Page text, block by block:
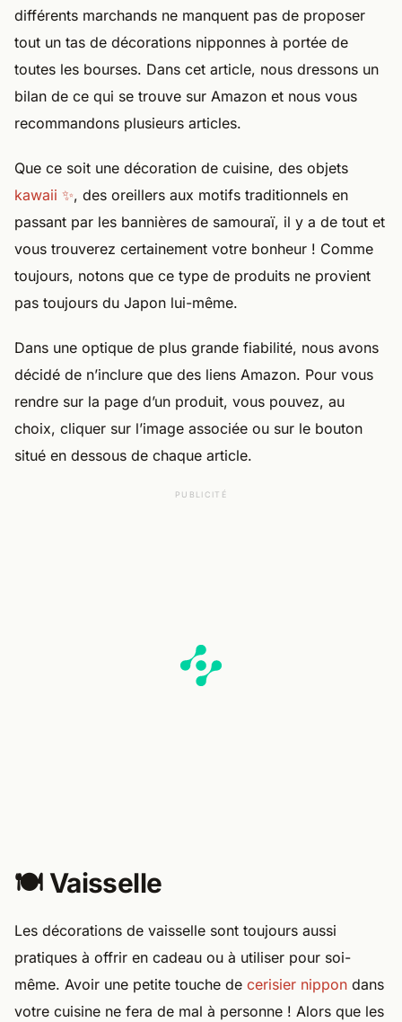
différents marchands ne manquent pas de proposer
tout un tas de décorations nipponnes à portée de
toutes les bourses. Dans cet article, nous dressons un
bilan de ce qui se trouve sur Amazon et nous vous
recommandons plusieurs articles.
Que ce soit une décoration de cuisine, des objets
kawaii ✨, des oreillers aux motifs traditionnels en
passant par les bannières de samouraï, il y a de tout et
vous trouverez certainement votre bonheur ! Comme
toujours, notons que ce type de produits ne provient
pas toujours du Japon lui-même.
Dans une optique de plus grande fiabilité, nous avons
décidé de n’inclure que des liens Amazon. Pour vous
rendre sur la page d’un produit, vous pouvez, au
choix, cliquer sur l’image associée ou sur le bouton
situé en dessous de chaque article.
PUBLICITÉ
🍽️ Vaisselle
Les décorations de vaisselle sont toujours aussi
pratiques à offrir en cadeau ou à utiliser pour soi-
même. Avoir une petite touche de cerisier nippon dans
votre cuisine ne fera de mal à personne ! Alors que les